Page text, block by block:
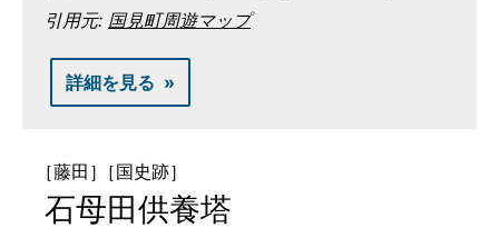
引用元: 国見町周遊マップ
詳細を見る
［藤田］ ［国史跡］
石母田供養塔